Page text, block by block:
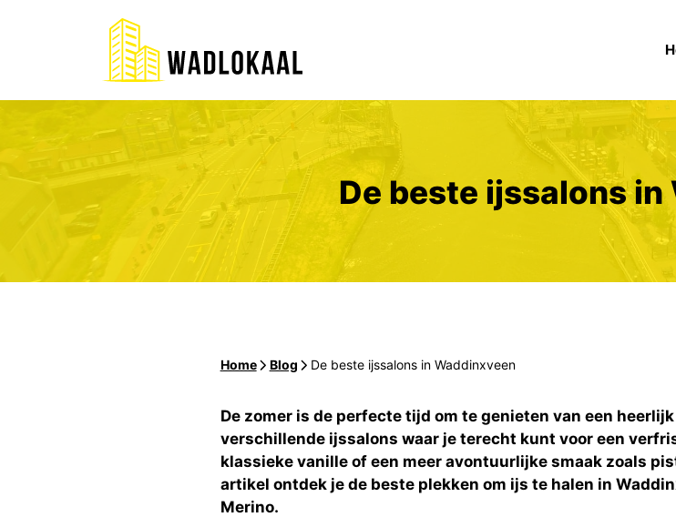
De beste ijssalons in
Home- Blog - De beste ijssalons in Waddinxveen
De zomer is de perfecte tijd om te genieten van een
verschillende ijssalons waar je terecht kunt voor een
klassieke vanille of een meer avontuurlijke smaak zoals
artikel ontdek je de beste plekken om ijs te halen in
Merino.